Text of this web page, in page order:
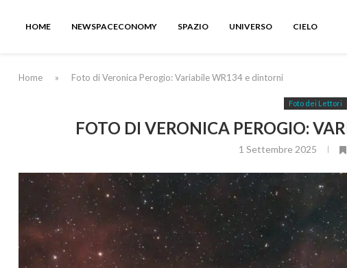
HOME NEWSPACECONOMY SPAZIO UNIVERSO CIELO
Home » Foto di Veronica Perogio: Variabile WR134 e dintorni
Foto dei Lettori
FOTO DI VERONICA PEROGIO:
1 Settembre 2025